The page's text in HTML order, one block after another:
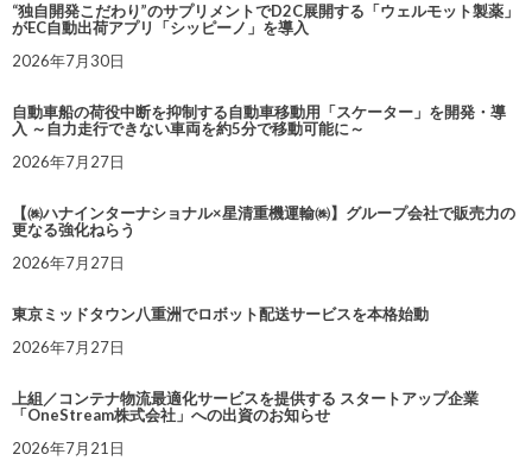
“独自開発こだわり”のサプリメントでD2C展開する「ウェルモット製薬」
がEC自動出荷アプリ「シッピーノ」を導入
2026年7月30日
自動車船の荷役中断を抑制する自動車移動用「スケーター」を開発・導
入 ～自力走行できない車両を約5分で移動可能に～
2026年7月27日
【㈱ハナインターナショナル×星清重機運輸㈱】グループ会社で販売力の
更なる強化ねらう
2026年7月27日
東京ミッドタウン八重洲でロボット配送サービスを本格始動
2026年7月27日
上組／コンテナ物流最適化サービスを提供する スタートアップ企業
「OneStream株式会社」への出資のお知らせ
2026年7月21日